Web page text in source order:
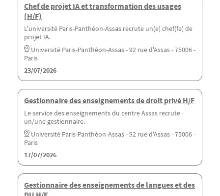
Chef de projet IA et transformation des usages
(H/F)
L'université Paris-Panthéon-Assas recrute un(e) chef(fe) de
projet IA.
Université Paris-Panthéon-Assas - 92 rue d'Assas - 75006 -
Paris
23/07/2026
Gestionnaire des enseignements de droit privé H/F
Le service des enseignements du centre Assas recrute
un/une gestionnaire.
Université Paris-Panthéon-Assas - 92 rue d'Assas - 75006 -
Paris
17/07/2026
Gestionnaire des enseignements de langues et des